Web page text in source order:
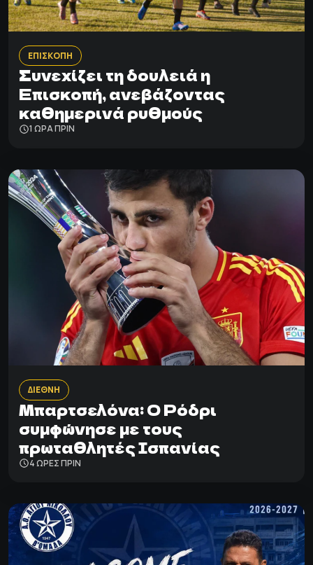
ΕΠΙΣΚΟΠΗ
Συνεχίζει τη δουλειά η
Επισκοπή, ανεβάζοντας
καθημερινά ρυθμούς
1 ΩΡΑ ΠΡΙΝ
ΔΙΕΘΝΗ
Μπαρτσελόνα: Ο Ρόδρι
συμφώνησε με τους
πρωταθλητές Ισπανίας
4 ΩΡΕΣ ΠΡΙΝ